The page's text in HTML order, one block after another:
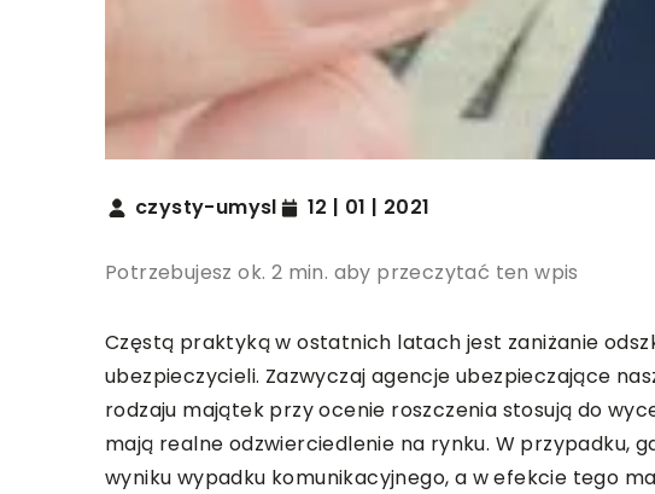
czysty-umysl 12 | 01 | 2021
Potrzebujesz ok. 2 min. aby przeczytać ten wpis
Częstą praktyką w ostatnich latach jest zaniżanie
ubezpieczycieli. Zazwyczaj agencje ubezpieczające
rodzaju majątek przy ocenie roszczenia stosują do
mają realne odzwierciedlenie na rynku. W przypadku,
wyniku wypadku komunikacyjnego, a w efekcie tego